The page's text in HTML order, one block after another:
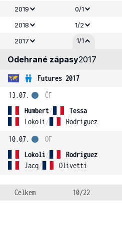
2019
0/1
2018 1/2
2017
1/1
Odehrané zápasy2017
Futures 2017
13.07.
Humbert/
Tessa
Lokoli / Rodriguez
ČF
10.07.
Lokoli/
Rodriguez
Jacq/ Olivetti
OF
Celkem 10/22